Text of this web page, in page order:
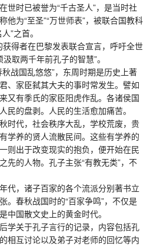
时已被誉为“千古圣人”，是当时社
他为“至圣”“万世师表”，被联合国教科
”之首。
得者在巴黎发表联合宣言，呼吁全世
取两千年前孔子的智慧”。
战国乱悠悠”，东周时期是历史上著
、家臣弑其大夫的事时常发生。譬如
又有季氏的家臣阳虎作乱。各诸侯国
民的盘剥。人民的生活愈加痛苦。
代，社会秩序大乱，学校荒废，贵
学养的贤人流散民间。这些有学养的
则出于改变现实的抱负，便开始在民
先的人物。孔子主张“有教无类”，不
，诸子百家的各个流派分别著书立
。春秋战国时的“百家争鸣”，不仅是
中国散文史上的黄金时代。
关于孔子言行的记录，内容包括孔
相互讨论以及弟子对老师的回忆等内